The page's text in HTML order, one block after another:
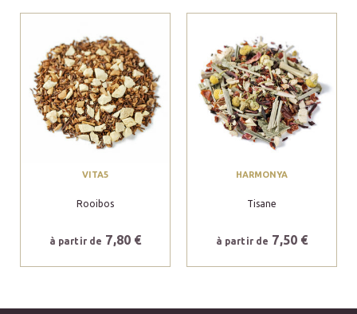
VITA5
Rooibos
à partir de 7,80 €
HARMONYA
Tisane
à partir de 7,50 €